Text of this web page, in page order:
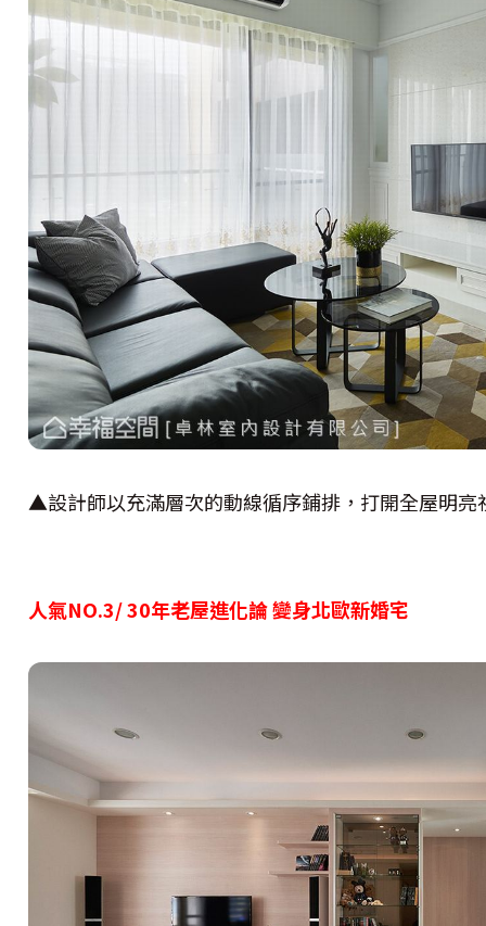
▲設計師以充滿層次的動線循序鋪排，打開全屋明
人氣NO.3/ 30年老屋進化論 變身北歐新婚宅